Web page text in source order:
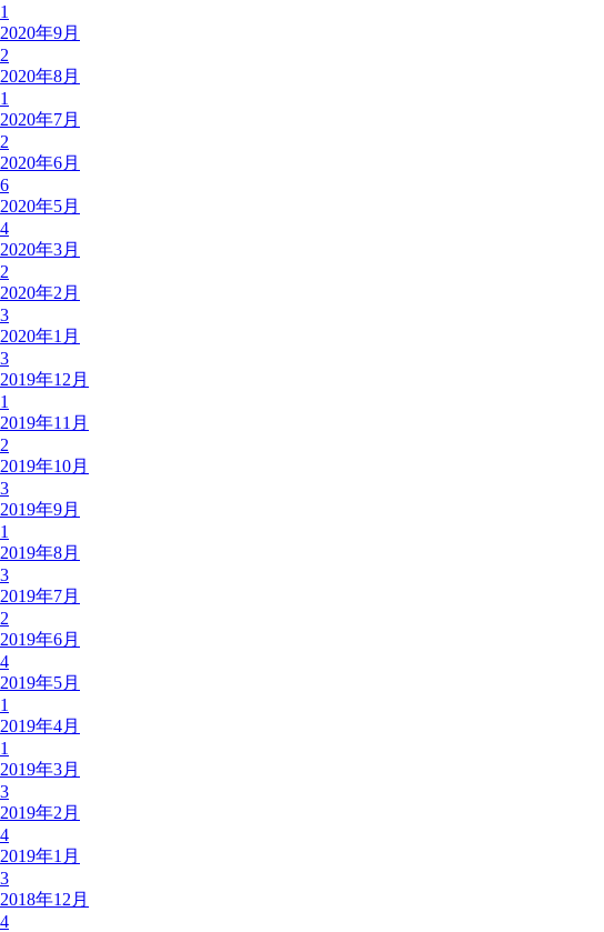
1
2020年9月
2
2020年8月
1
2020年7月
2
2020年6月
6
2020年5月
4
2020年3月
2
2020年2月
3
2020年1月
3
2019年12月
1
2019年11月
2
2019年10月
3
2019年9月
1
2019年8月
3
2019年7月
2
2019年6月
4
2019年5月
1
2019年4月
1
2019年3月
3
2019年2月
4
2019年1月
3
2018年12月
4